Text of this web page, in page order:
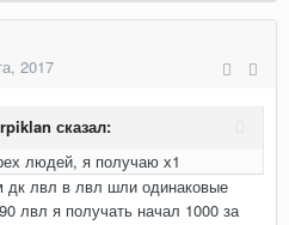
2017
сказал:
людей, я получаю х1
дк лвл в лвл шли одинаковые
лвл я получать начал 1000 за